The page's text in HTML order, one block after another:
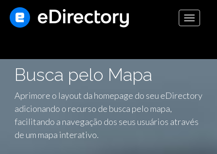
Toggle
Busca pelo Mapa
Aprimore o layout da homepage do seu eDirectory
adicionando o recurso de busca pelo mapa,
facilitando a navegação dos seus usuários através
de um mapa interativo.